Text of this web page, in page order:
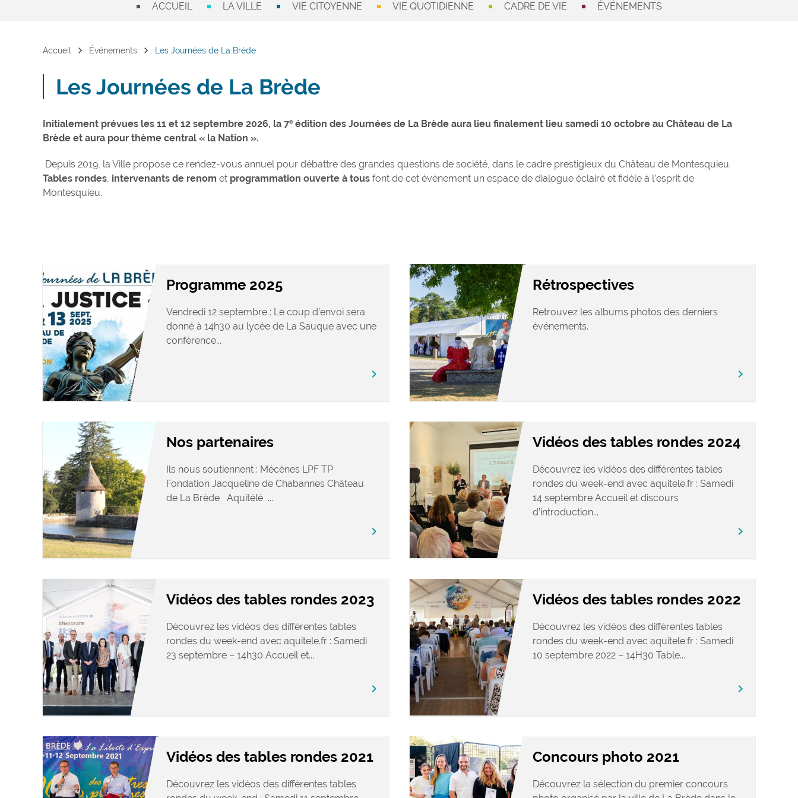
ACCUEIL LA VILLE VIE CITOYENNE VIE QUOTIDIENNE CADRE DE VIE ÉVÉNEMENTS
Accueil chevron_right Événements chevron_right Les Journées de La Brède
Les Journées de La Brède
Initialement prévues les 11 et 12 septembre 2026, la 7ᵉ édition des Journées de La Brède aura lieu finalement lieu samedi 10 octobre au Château de La
Brède et aura pour thème central « la Nation ».
Depuis 2019, la Ville propose ce rendez-vous annuel pour débattre des grandes questions de société, dans le cadre prestigieux du Château de Montesquieu.
Tables rondes, intervenants de renom et programmation ouverte à tous font de cet événement un espace de dialogue éclairé et fidèle à l’esprit de
Montesquieu.
Programme 2025
Vendredi 12 septembre : Le coup d’envoi sera
donné à 14h30 au lycée de La Sauque avec une
conférence...
chevron_right
Rétrospectives
Retrouvez les albums photos des derniers
événements.
chevron_right
Nos partenaires
Ils nous soutiennent : Mécènes LPF TP
Fondation Jacqueline de Chabannes Château
de La Brède Aquitélé ...
chevron_right
Vidéos des tables rondes 2024
Découvrez les vidéos des différentes tables
rondes du week-end avec aquitele.fr : Samedi
14 septembre Accueil et discours
d’introduction...
chevron_right
Vidéos des tables rondes 2023
Découvrez les vidéos des différentes tables
rondes du week-end avec aquitele.fr : Samedi
23 septembre – 14h30 Accueil et...
chevron_right
Vidéos des tables rondes 2022
Découvrez les vidéos des différentes tables
rondes du week-end avec aquitele.fr : Samedi
10 septembre 2022 – 14H30 Table...
chevron_right
Vidéos des tables rondes 2021
Découvrez les vidéos des différentes tables
Concours photo 2021
Découvrez la sélection du premier concours